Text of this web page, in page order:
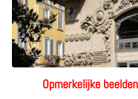
Opmerkelijke